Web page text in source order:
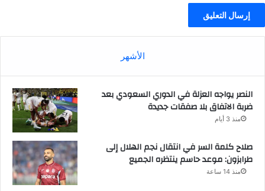
الأشهر
النصر يواجه العزلة في الدوري السعودي بعد
ضربة الاتفاق بلا صفقات جديدة
منذ 3 أيام
صلاح كلمة السر في انتقال نجم الهلال إلى
طرابزون: موعد حاسم ينتظره الجميع
منذ 14 ساعة